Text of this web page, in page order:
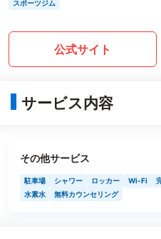
スポーツジム
公式サイト
サービス内容
その他サービス
駐車場 シャワー ロッカー Wi-Fi
水素水
無料カウンセリング